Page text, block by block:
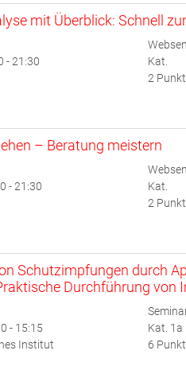
mit Überblick: Schnell
- 21:30
Kat.
2
– Beratung meistern
- 21:30
Kat.
2
Schutzimpfungen durch
Durchführung von
- 15:15
Institut
Kat. 1a
6